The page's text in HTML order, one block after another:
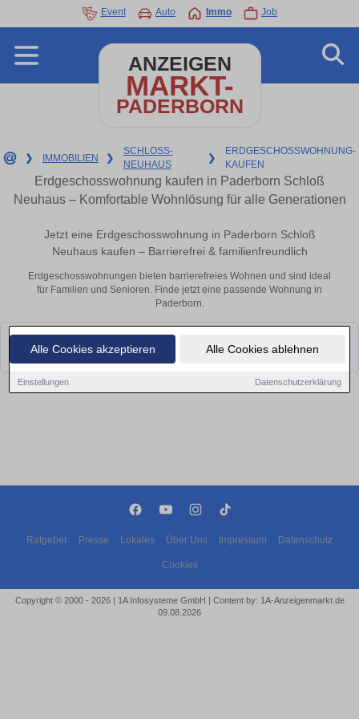
Alle Cookies akzeptieren Alle Cookies ablehnen
Einstellungen Datenschutzerklärung
Event Auto Immo Job
ANZEIGEN
MARKT-
PADERBORN
❯ IMMOBILIEN ❯
SCHLOSS-
NEUHAUS
❯
ERDGESCHOSSWOHNUNG-
KAUFEN
Erdgeschosswohnung kaufen in Paderborn Schloß
Neuhaus – Komfortable Wohnlösung für alle Generationen
Jetzt eine Erdgeschosswohnung in Paderborn Schloß
Neuhaus kaufen – Barrierefrei & familienfreundlich
Erdgeschosswohnungen bieten barrierefreies Wohnen und sind ideal
für Familien und Senioren. Finde jetzt eine passende Wohnung in
Paderborn.
Leider konnten wir derzeit keine passenden Objekte finden. Schauen Sie
bald wieder vorbei!
Ratgeber Presse Lokales Über Uns Impressum Datenschutz
Cookies
Copyright © 2000 - 2026 | 1A Infosysteme GmbH | Content by: 1A-Anzeigenmarkt.de
09.08.2026